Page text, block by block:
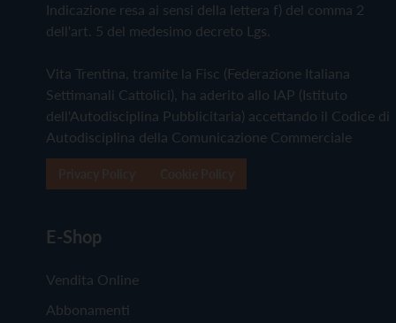
Indicazione resa ai sensi della lettera f) del comma 2
dell'art. 5 del medesimo decreto Lgs.
Vita Trentina, tramite la Fisc (Federazione Italiana
Settimanali Cattolici), ha aderito allo IAP (Istituto
dell'Autodisciplina Pubblicitaria) accettando il Codice di
Autodisciplina della Comunicazione Commerciale
E-Shop
Vendita Online
Abbonamenti